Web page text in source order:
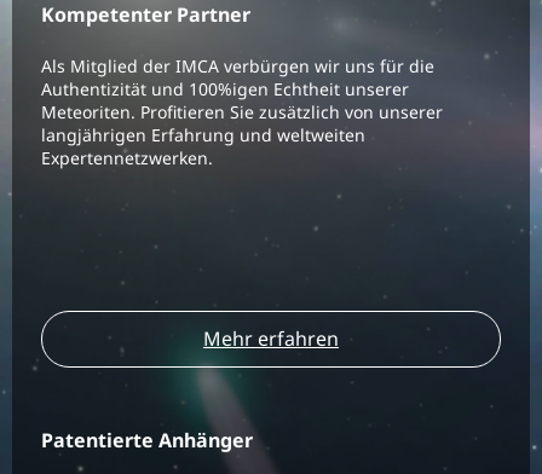
Kompetenter Partner
Als Mitglied der IMCA verbürgen wir uns für die
Authentizität und 100%igen Echtheit unserer
Meteoriten. Profitieren Sie zusätzlich von unserer
langjährigen Erfahrung und weltweiten
Expertennetzwerken.
Mehr erfahren
Patentierte Anhänger